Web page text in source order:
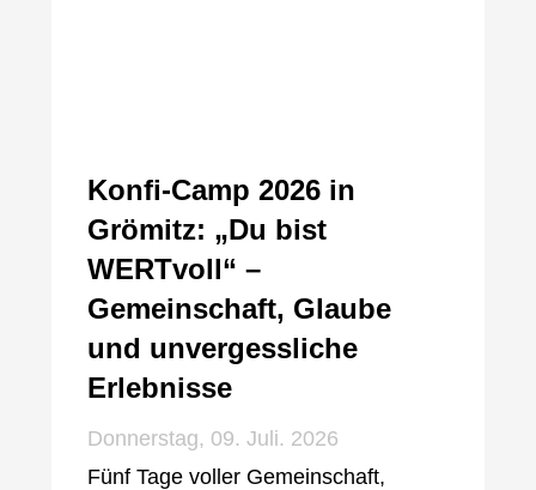
Konfi-Camp 2026 in
Grömitz: „Du bist
WERTvoll“ –
Gemeinschaft, Glaube
und unvergessliche
Erlebnisse
Donnerstag, 09. Juli. 2026
Fünf Tage voller Gemeinschaft,